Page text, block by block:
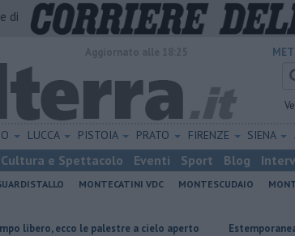
di
LUCCA PISTOIA PRATO FIRENZE SIENA
Cultura e Spettacolo Eventi Sport Blog
MONTECATINI VDC MONTESCUDAIO
le palestre a cielo aperto Estemporanea di Pittura,